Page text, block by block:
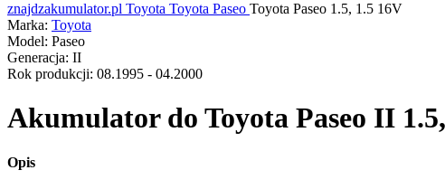
znajdzakumulator.pl Toyota Toyota Paseo Toyota Paseo 1.5, 1.5 16V
Marka: Toyota
Model: Paseo
Generacja: II
Rok produkcji: 08.1995 - 04.2000
Akumulator do Toyota Paseo II
Opis